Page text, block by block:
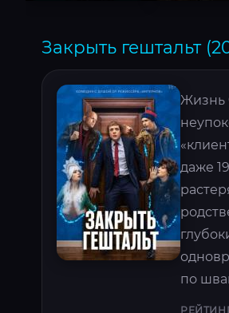
Закрыть гештальт
Жизнь
даже
по